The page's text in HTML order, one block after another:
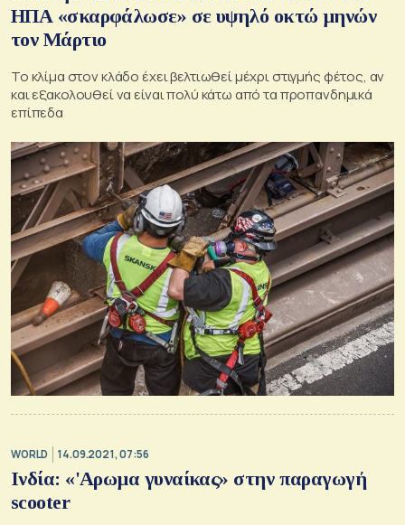
ΗΠΑ «σκαρφάλωσε» σε υψηλό οκτώ μηνών
τον Μάρτιο
Το κλίμα στον κλάδο έχει βελτιωθεί μέχρι στιγμής φέτος, αν
και εξακολουθεί να είναι πολύ κάτω από τα προπανδημικά
επίπεδα
WORLD 14.09.2021, 07:56
Ινδία: «'Αρωμα γυναίκας» στην παραγωγή
scooter